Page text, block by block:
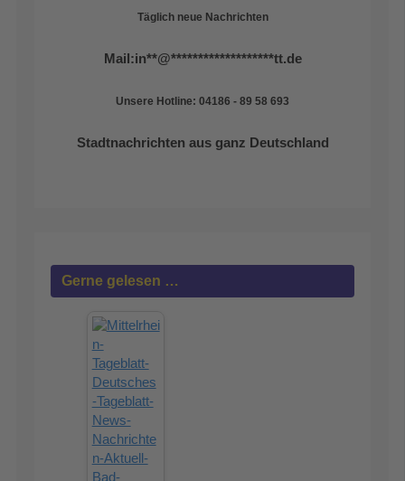
Täglich neue Nachrichten
Mail:in**@*******************tt.de
Unsere Hotline: 04186 - 89 58 693
Stadtnachrichten aus ganz Deutschland
Gerne gelesen …